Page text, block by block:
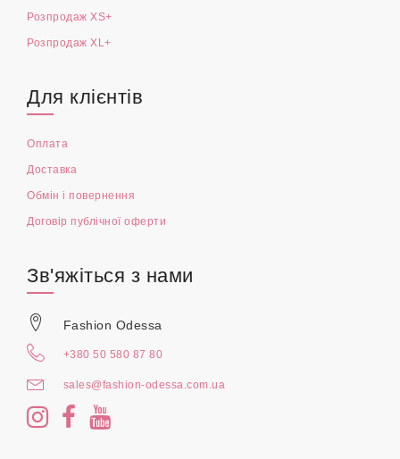
Розпродаж XS+
Розпродаж XL+
Для клієнтів
Оплата
Доставка
Обмін і повернення
Договір публічної оферти
Зв'яжіться з нами
Fashion Odessa
+380 50 580 87 80
sales@fashion-odessa.com.ua